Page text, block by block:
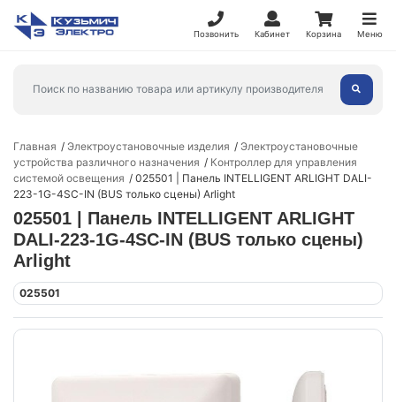
Позвонить Кабинет Корзина Меню
Главная Электроустановочные изделия
Электроустановочные
устройства различного назначения
Контроллер для управления
системой освещения
025501 | Панель INTELLIGENT ARLIGHT DALI-
223-1G-4SC-IN (BUS только сцены) Arlight
025501 | Панель INTELLIGENT ARLIGHT
DALI-223-1G-4SC-IN (BUS только сцены)
Arlight
025501